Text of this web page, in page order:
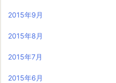
2015年9月
2015年8月
2015年7月
2015年6月